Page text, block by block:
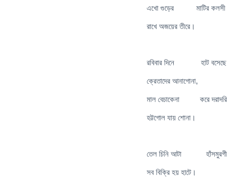
এখো গুড়ের মাটির কলসী
রাখে অজয়ের তীরে।
রবিবার দিনে হাট বসেছে
ক্রেতাদের আনাগোনা,
মাল বেচাকেনা করে দরাদরি
হট্টগোল যায় শোনা।
তেল চিনি আটা হাঁসমুরগী
সব বিক্রি হয় হাটে।